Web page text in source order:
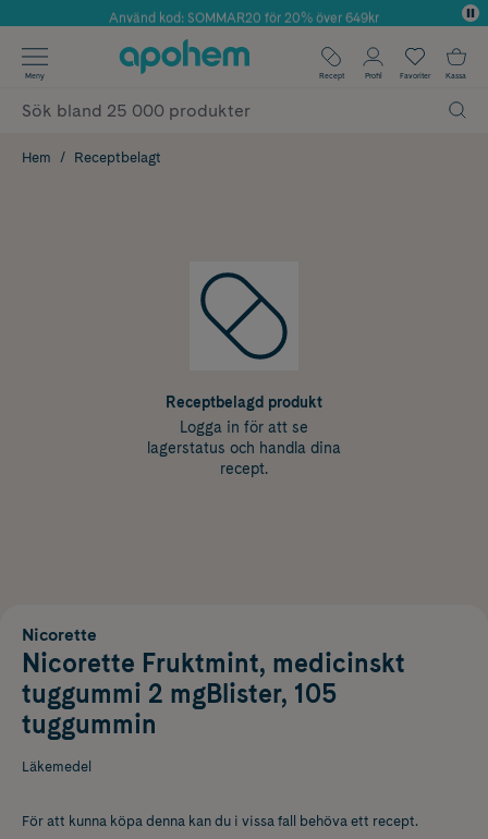
Årets Butik 2025 inom Skönhet
Använd kod: SOMMAR20 för 20% över 649kr
✓ Fri frakt
✓ Poäng på alla köp*
Meny Recept Profil Favoriter Kassa
Hem Receptbelagt
Receptbelagd produkt
Logga in för att se
lagerstatus och handla dina
recept.
Nicorette
Nicorette Fruktmint, medicinskt
tuggummi 2 mgBlister, 105
tuggummin
Läkemedel
För att kunna köpa denna kan du i vissa fall behöva ett recept.